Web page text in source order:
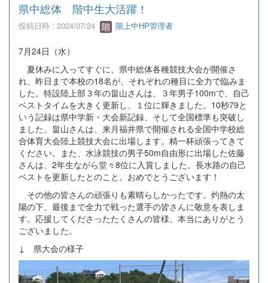
県中総体 階中生大活躍！
投稿日時 : 2024/07/24 階上中HP管理者
7月24日（水）
夏休みに入ってすぐに、県中総体各種競技大会が開催さ
れ、昨日まで本校の18名が、それぞれの種目に全力で臨みま
した。特設陸上部３年の畠山さんは、３年男子100mで、自己
ベストタイムを大きく更新し、１位に輝きました。10秒79と
いう記録は県中学新・大会新記録、そして全国標準も突破し
ました。畠山さんは、来月福井県で開催される全国中学校総
合体育大会陸上競技大会に出場します。精一杯頑張ってきて
ください。また、水泳競技の男子50m自由形に出場した佐藤
さんは、2年生ながら堂々8位に入賞しました。長水路の自己
ベストを更新したとのこと。おめでとうございます！
その他の皆さんの頑張りも素晴らしかったです。灼熱の太
陽の下、最後まで全力で戦った選手の皆さんに敬意を表しま
す。応援してくださったたくさんの皆様、本当にありがとう
ございました。
↓ 県大会の様子